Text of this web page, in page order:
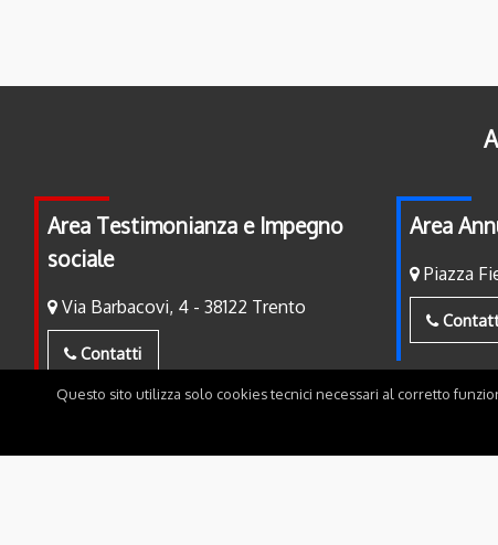
Area Testimonianza e Impegno
sociale
Via Barbacovi, 4 - 38122 Trento
Contatti
Area
Piazza
Questo sito utilizza solo cookies tecnici necessari al corretto